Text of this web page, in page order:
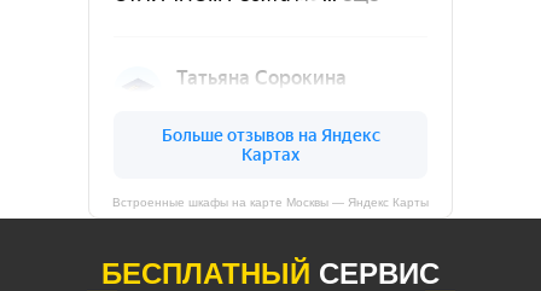
Встроенные шкафы на карте Москвы — Яндекс Карты
БЕСПЛАТНЫЙ СЕРВИС